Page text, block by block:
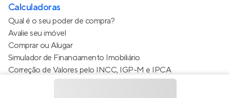
Calculadoras
Qual é o seu poder de compra?
Avalie seu imóvel
Comprar ou Alugar
Simulador de Financiamento Imobiliário
Correção de Valores pelo INCC, IGP-M e IPCA
Estimativa de valor do condomínio